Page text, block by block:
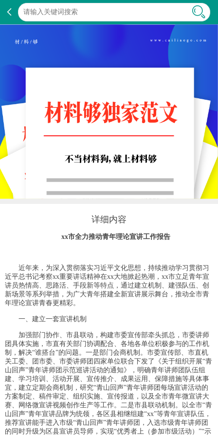
详细内容
xx市全力推动青年理论宣讲工作报告
近年来，为深入贯彻落实习近平文化思想，持续推动学习贯彻习
近平总书记考察xx重要讲话精神在xx大地掀起热潮，xx市立足青年宣
讲员热情高、思路活、手段新等特点，通过建立机制、建强队伍、创
新场景等系列举措，为广大青年搭建全新宣讲展示舞台，推动全市青
年理论宣讲青春更精彩。
一、建立一套宣讲机制
加强部门协作、市县联动，构建市委宣传部牵头抓总，市委讲师
团具体实施，市直有关部门协调配合、各地各单位积极参与的工作机
制，解决“谁搭台”的问题。一是部门会商机制。市委宣传部、市直机
关工委、团市委、市委讲师团四家单位联合下发了《关于组织开展“青
山回声”青年讲师团示范巡讲活动的通知》，明确青年讲师团队伍组
建、学习培训、活动开展、宣传推介、成果运用、保障措施等具体事
宜，建立定期会商机制，研究“青山回声”青年讲师团每场宣讲活动的
方案制定、稿件审定、组织实施、宣传报道，以及全市青年微宣讲大
赛、网络微宣讲视频创作生产等工作。二是市县联动机制。以全市“青
山回声”青年宣讲品牌为统领，各区县相继组建“xx”等青年宣讲队伍，
推荐宣讲能手进入市级“青山回声”青年讲师团，入选市级青年讲师团
的同时升级为区县宣讲员导师，实现“优秀者上（参加市级活动）”“示